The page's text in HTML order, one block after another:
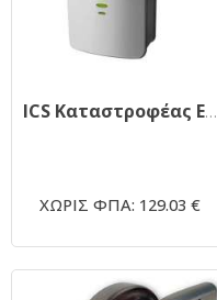
ICS Καταστροφέας Εγγράφων SD 9265
ΧΩΡΙΣ ΦΠΑ: 129.03 €